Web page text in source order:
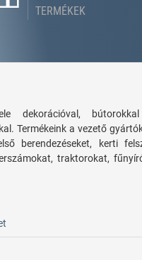
TERMÉKEK
dekorációval,
Termékeink a vezető
berendezéseket, kerti
traktorokat,